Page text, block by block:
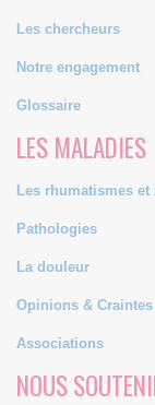
Les chercheurs
Notre engagement
Glossaire
LES MALADIES
Les rhumatismes
Pathologies
La douleur
Opinions & Craintes
Associations
NOUS